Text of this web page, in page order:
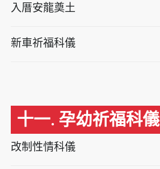
入厝安龍奠土
新車祈福科儀
十一. 孕幼祈福科儀
改制性情科儀